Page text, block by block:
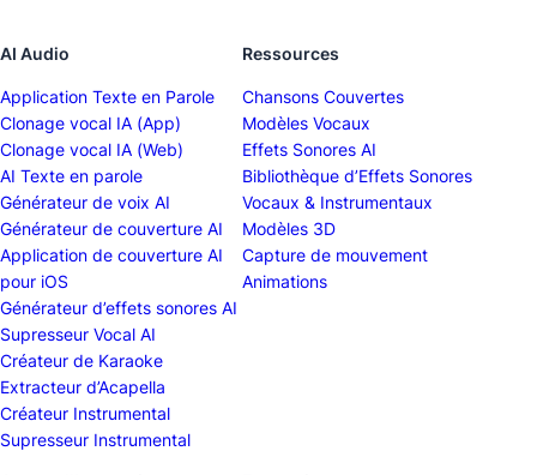
AI Audio
Application Texte en Parole
Clonage vocal IA (App)
Clonage vocal IA (Web)
AI Texte en parole
Générateur de voix AI
Générateur de couverture AI
Application de couverture AI
pour iOS
Générateur d’effets sonores AI
Supresseur Vocal AI
Créateur de Karaoke
Extracteur d’Acapella
Créateur Instrumental
Supresseur Instrumental
Ressources
Chansons Couvertes
Modèles Vocaux
Effets Sonores AI
Bibliothèque d’Effets Sonores
Vocaux & Instrumentaux
Modèles 3D
Capture de mouvement
Animations